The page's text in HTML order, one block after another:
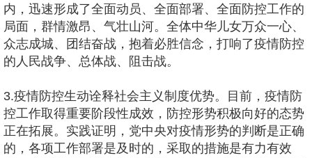
内，迅速形成了全面动员、全面部署、全面防控工作的
局面，群情激昂、气壮山河。全体中华儿女万众一心、
众志成城、团结奋战，抱着必胜信念，打响了疫情防控
的人民战争、总体战、阻击战。
3.疫情防控生动诠释社会主义制度优势。目前，疫情防
控工作取得重要阶段性成效，防控形势积极向好的态势
正在拓展。实践证明，党中央对疫情形势的判断是正确
的，各项工作部署是及时的，采取的措施是有力有效